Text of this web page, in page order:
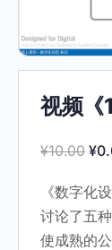
视频《
¥10.00 ¥
《数字化
讨论了五
使成熟的